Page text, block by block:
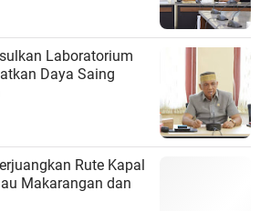
Laboratorium
Daya Saing
Rute Kapal
Makarangan dan